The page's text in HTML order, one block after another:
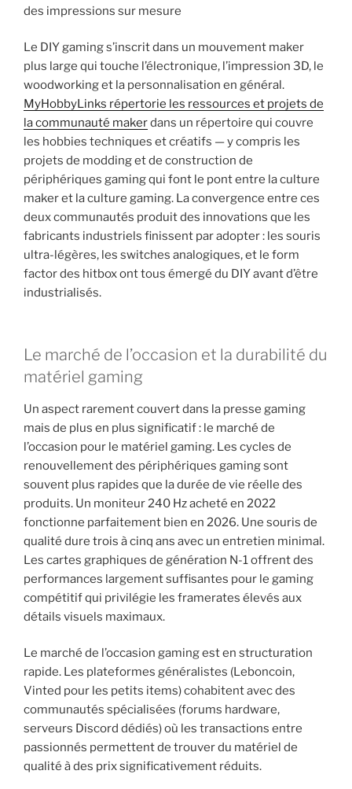
des impressions sur mesure
Le DIY gaming s’inscrit dans un mouvement maker
plus large qui touche l’électronique, l’impression 3D, le
woodworking et la personnalisation en général.
MyHobbyLinks répertorie les ressources et projets de
la communauté makerdans un répertoire qui couvre
les hobbies techniques et créatifs — y compris les
projets de modding et de construction de
périphériques gaming qui font le pont entre la culture
maker et la culture gaming. La convergence entre ces
deux communautés produit des innovations que les
fabricants industriels finissent par adopter : les souris
ultra-légères, les switches analogiques, et le form
factor des hitbox ont tous émergé du DIY avant d’être
industrialisés.
Le marché de l’occasion et la durabilité du
matériel gaming
Un aspect rarement couvert dans la presse gaming
mais de plus en plus significatif : le marché de
l’occasion pour le matériel gaming. Les cycles de
renouvellement des périphériques gaming sont
souvent plus rapides que la durée de vie réelle des
produits. Un moniteur 240 Hz acheté en 2022
fonctionne parfaitement bien en 2026. Une souris de
qualité dure trois à cinq ans avec un entretien minimal.
Les cartes graphiques de génération N-1 offrent des
performances largement suffisantes pour le gaming
compétitif qui privilégie les framerates élevés aux
détails visuels maximaux.
Le marché de l’occasion gaming est en structuration
rapide. Les plateformes généralistes (Leboncoin,
Vinted pour les petits items) cohabitent avec des
communautés spécialisées (forums hardware,
serveurs Discord dédiés) où les transactions entre
passionnés permettent de trouver du matériel de
qualité à des prix significativement réduits.